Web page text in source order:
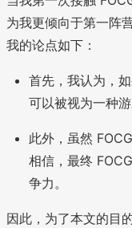
为我更倾向于第一阵
我的论点如下：
首先，我认为，
可以被视为一种
此外，虽然
相信，最终
争力。
因此，为了本文的目